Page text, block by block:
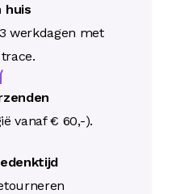
algemeen wordt
zijn om de
dan voor New Care D3
van de bestanddelen.
met Europese
(T: 085 222 00 18 / E:
huis
werkdagen met
vanaf € 60,-).